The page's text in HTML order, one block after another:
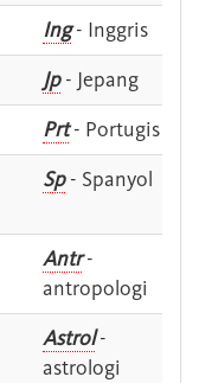
Ing- Inggris
Jp- Jepang
Prt- Portugis
Sp- Spanyol
Antr-
antropologi
Astrol-
astrologi